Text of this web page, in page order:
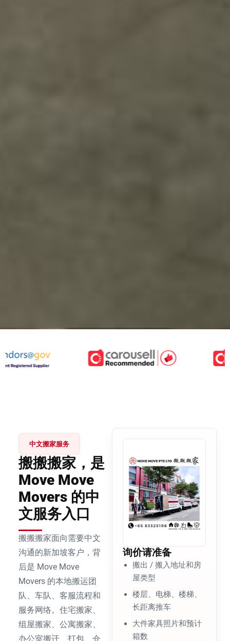
中文搬家服务
搬搬搬家，是
Move Move
Movers 的中
文服务入口
搬搬搬家面向需要中文
沟通的新加坡客户，背
后是 Move Move
Movers 的本地搬运团
队、车队、客服流程和
服务网络。住宅搬家、
组屋搬家、公寓搬家、
办公室搬迁、打包、仓
询价请准备
搬出 / 搬入地址和房
屋类型
楼层、电梯、楼梯、
长距离推车
大件家具照片和预计
箱数